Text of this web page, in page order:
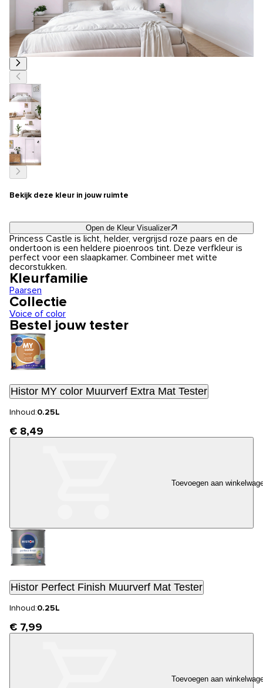
Bekijk deze kleur in jouw ruimte
Open de Kleur Visualizer
Princess Castle is licht, helder, vergrijsd roze paars en de
ondertoon is een heldere pioenroos tint. Deze verfkleur is
perfect voor een slaapkamer. Combineer met witte
decorstukken.
Kleurfamilie
Paarsen
Collectie
Voice of color
Bestel jouw tester
Histor MY color Muurverf Extra Mat Tester
Inhoud:0.25L
€ 8,49
Toevoegen aan
Histor Perfect Finish Muurverf Mat Tester
Inhoud:0.25L
€ 7,99
Toevoegen aan